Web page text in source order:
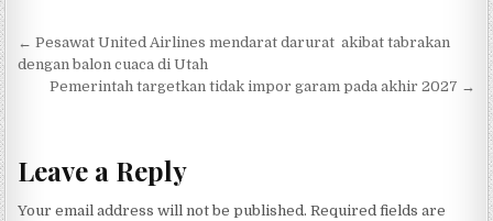
Post navigation
← Pesawat United Airlines mendarat darurat akibat tabrakan
dengan balon cuaca di Utah
Pemerintah targetkan tidak impor garam pada akhir 2027 →
Leave a Reply
Your email address will not be published. Required fields are